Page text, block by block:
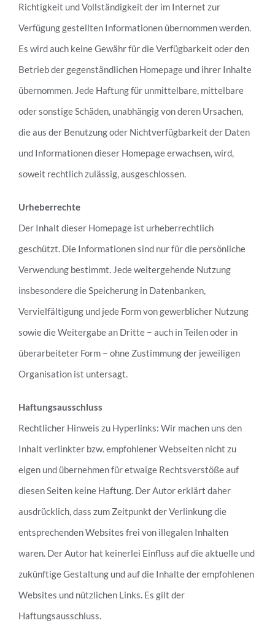
Richtigkeit und Vollständigkeit der im Internet zur
Verfügung gestellten Informationen übernommen werden.
Es wird auch keine Gewähr für die Verfügbarkeit oder den
Betrieb der gegenständlichen Homepage und ihrer Inhalte
übernommen. Jede Haftung für unmittelbare, mittelbare
oder sonstige Schäden, unabhängig von deren Ursachen,
die aus der Benutzung oder Nichtverfügbarkeit der Daten
und Informationen dieser Homepage erwachsen, wird,
soweit rechtlich zulässig, ausgeschlossen.
Urheberrechte
Der Inhalt dieser Homepage ist urheberrechtlich
geschützt. Die Informationen sind nur für die persönliche
Verwendung bestimmt. Jede weitergehende Nutzung
insbesondere die Speicherung in Datenbanken,
Vervielfältigung und jede Form von gewerblicher Nutzung
sowie die Weitergabe an Dritte − auch in Teilen oder in
überarbeiteter Form − ohne Zustimmung der jeweiligen
Organisation ist untersagt.
Haftungsausschluss
Rechtlicher Hinweis zu Hyperlinks: Wir machen uns den
Inhalt verlinkter bzw. empfohlener Webseiten nicht zu
eigen und übernehmen für etwaige Rechtsverstöße auf
diesen Seiten keine Haftung. Der Autor erklärt daher
ausdrücklich, dass zum Zeitpunkt der Verlinkung die
entsprechenden Websites frei von illegalen Inhalten
waren. Der Autor hat keinerlei Einfluss auf die aktuelle und
zukünftige Gestaltung und auf die Inhalte der empfohlenen
Websites und nützlichen Links. Es gilt der
Haftungsausschluss.